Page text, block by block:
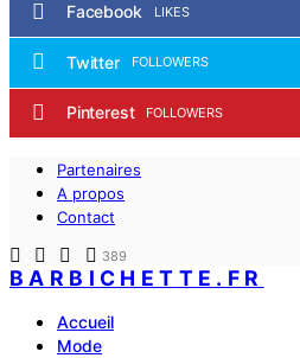
Facebook LIKES
Twitter FOLLOWERS
Pinterest FOLLOWERS
Partenaires
A propos
Contact
389
BARBICHETTE.FR
Accueil
Mode